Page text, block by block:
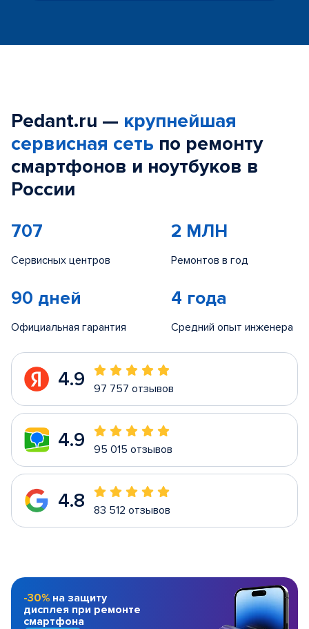
Pedant.ru — крупнейшая
сервисная сеть по ремонту
смартфонов и ноутбуков в
России
707
Сервисных центров
2 МЛН
Ремонтов в год
90 дней
Официальная гарантия
4 года
Средний опыт инженера
4.9 97 757 отзывов
4.9 95 015 отзывов
4.8 83 512 отзывов
-30% на защиту
дисплея при ремонте
смартфона